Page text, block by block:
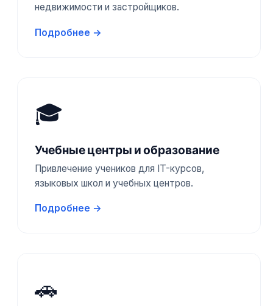
недвижимости и застройщиков.
Подробнее →
🎓
Учебные центры и образование
Привлечение учеников для IT-курсов,
языковых школ и учебных центров.
Подробнее →
🚗